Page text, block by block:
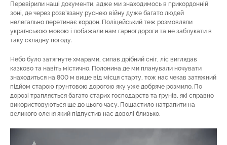
Перевірили наші документи, адже ми знаходимось в прикордонній
зоні, де через розв’язану руснею війну дуже багато людей
нелегально перетинає кордон. Поліцейський теж розмовляли
українською мовою і побажали нам гарної дороги та не заблукати в
таку складну погоду.
Небо було затягнуте хмарами, сипав дрібний сніг, ліс виглядав
казково та навіть містично. Полонина де ми планували ночувати
знаходиться на 800 м вище від місця старту, тож нас чекав затяжний
підйом старою ґрунтовою дорогою яку уже добряче розмило. По
дорозі трапляється багато старих господарств та ґрунів, які справно
використовуються ще до цього часу. Пощастило натрапити на
великого оленя який підпустив нас доволі близько.